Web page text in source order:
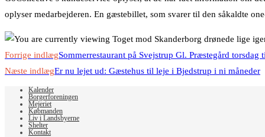
oplyser medarbejderen. En gæstebillet, som svarer til den såkaldte
Read
more
articles
Forrige indlægSommerrestaurant på Svejstrup Gl. Præstegård torsdag
Næste indlægEr nu lejet ud: Gæstehus til leje i Bjedstrup i ni måneder
Kalender
Borgerforeningen
Mejeriet
Købmanden
Liv i Landsbyerne
Shelter
Kontakt